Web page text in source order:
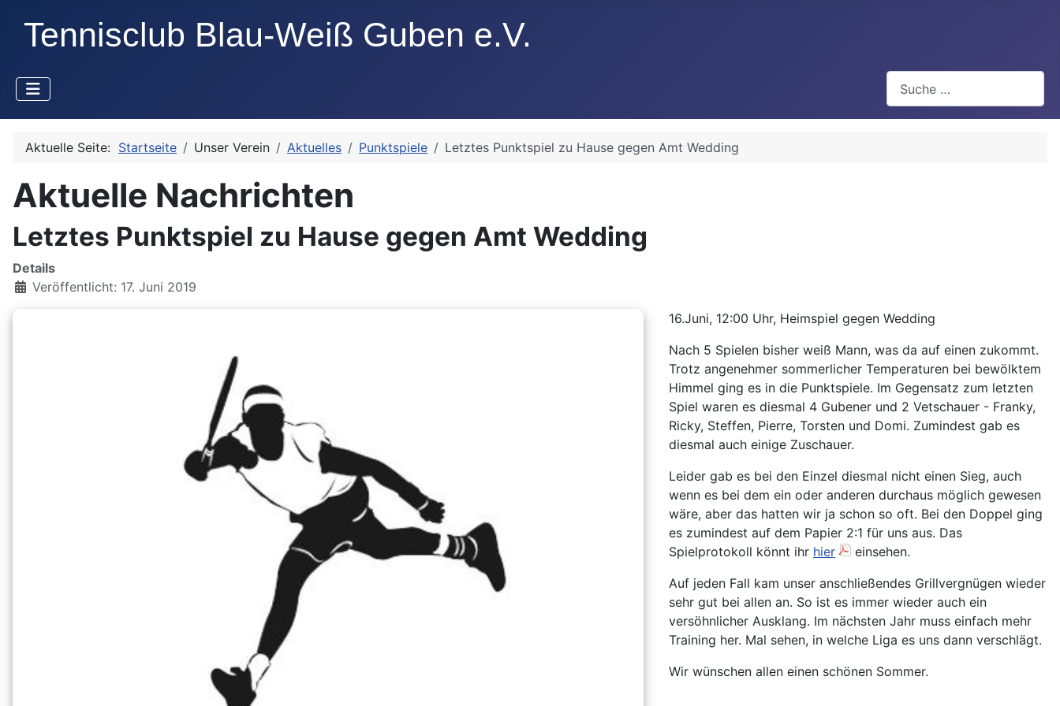
Aktuelle Seite: Startseite Unser Verein Aktuelles Punktspiele Letztes Punktspiel zu Hause gegen Amt Wedding
Aktuelle Nachrichten
Letztes Punktspiel zu Hause gegen Amt Wedding
Details
Veröffentlicht: 17. Juni 2019
16.Juni, 12:00 Uhr, Heimspiel gegen Wedding
Nach 5 Spielen bisher weiß Mann, was da auf einen zukommt.
Trotz angenehmer sommerlicher Temperaturen bei bewölktem
Himmel ging es in die Punktspiele. Im Gegensatz zum letzten
Spiel waren es diesmal 4 Gubener und 2 Vetschauer - Franky,
Ricky, Steffen, Pierre, Torsten und Domi. Zumindest gab es
diesmal auch einige Zuschauer.
Leider gab es bei den Einzel diesmal nicht einen Sieg, auch
wenn es bei dem ein oder anderen durchaus möglich gewesen
wäre, aber das hatten wir ja schon so oft. Bei den Doppel ging
es zumindest auf dem Papier 2:1 für uns aus. Das
Spielprotokoll könnt ihr hier
einsehen.
Auf jeden Fall kam unser anschließendes Grillvergnügen wieder
sehr gut bei allen an. So ist es immer wieder auch ein
versöhnlicher Ausklang. Im nächsten Jahr muss einfach mehr
Training her. Mal sehen, in welche Liga es uns dann verschlägt.
Wir wünschen allen einen schönen Sommer.